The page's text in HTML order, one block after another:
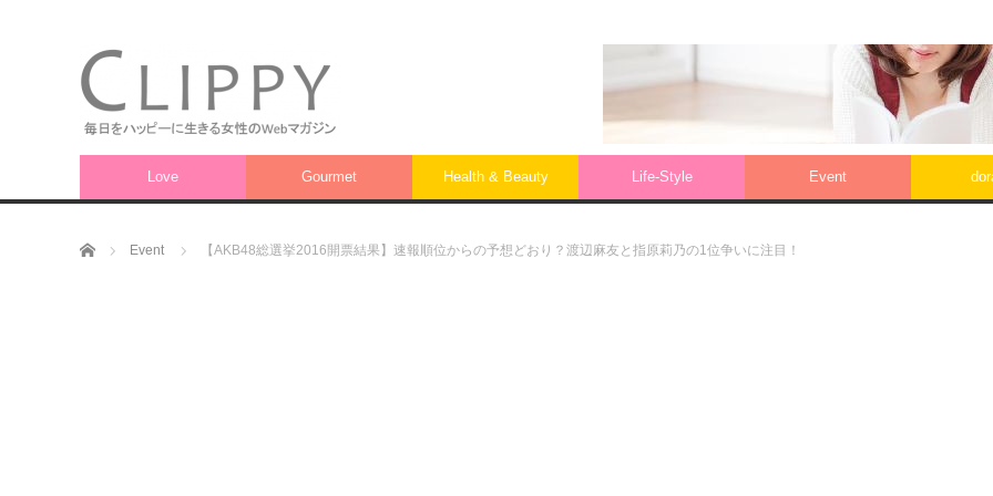
Love Gourmet Health & Beauty Life‐Style Event
ホーム Event 【AKB48総選挙2016開票結果】速報順位からの予想どおり？渡辺麻友と指原莉乃の1位争いに注目！